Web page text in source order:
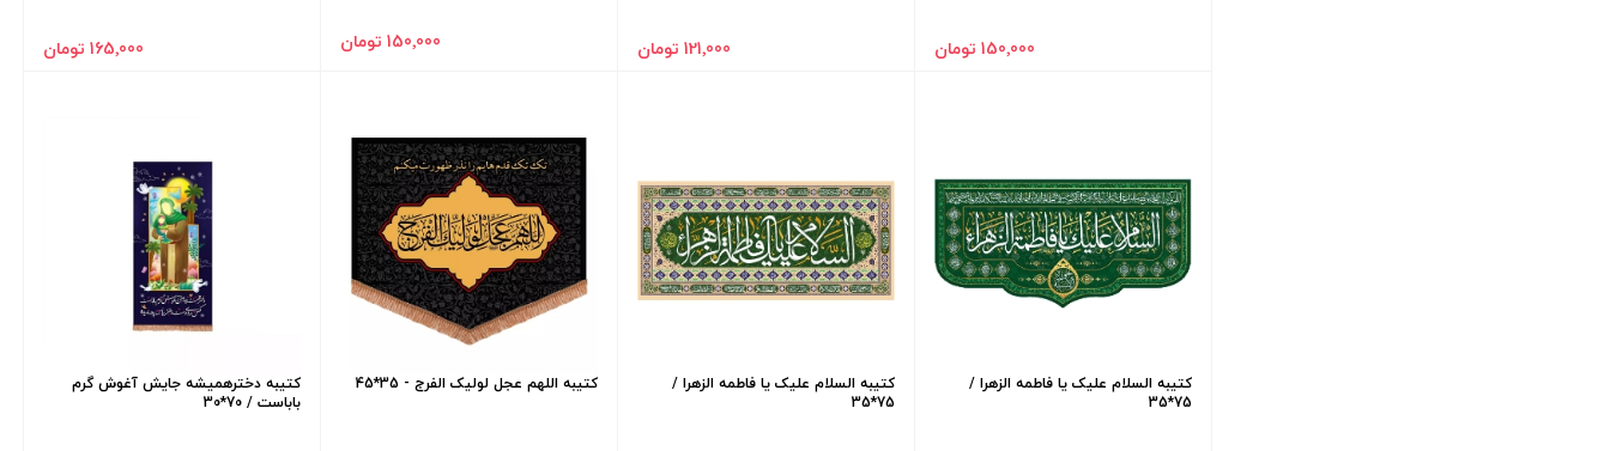
150٬000 تومان 121٬000 تومان 150٬000 تومان 165٬000 تومان
کتیبه السلام علیک یا فاطمه الزهرا /
75*35
کتیبه السلام علیک یا فاطمه الزهرا /
75*35
کتیبه اللهم عجل لولیک الفرج - 35*45
کتیبه دخترهمیشه جایش آغوش گرم
باباست / 70*30